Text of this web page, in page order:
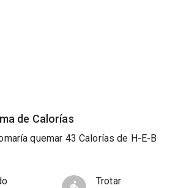
de Calorías
quemar 43 Calorías de H-E-B
Trotar